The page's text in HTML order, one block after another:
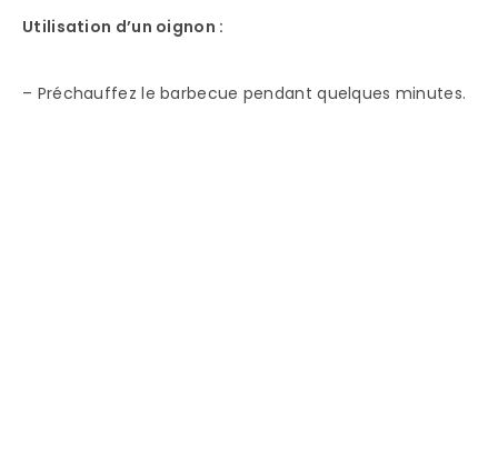
Utilisation d’un oignon :
– Préchauffez le barbecue pendant quelques minutes.